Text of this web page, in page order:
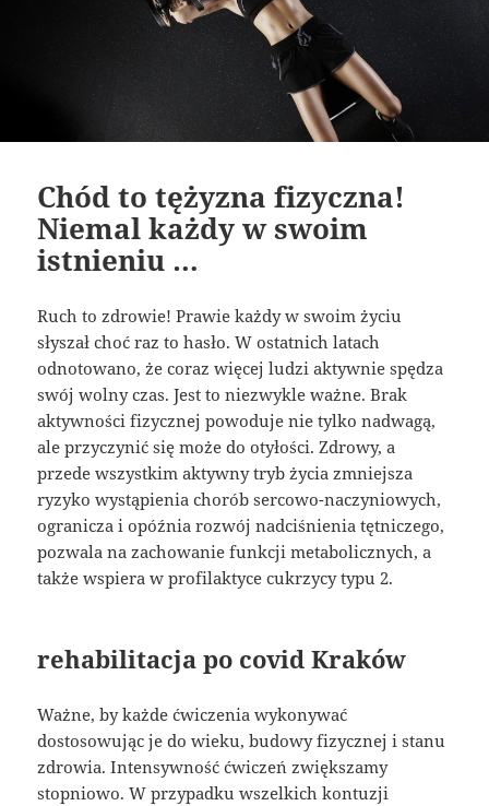
Chód to tężyzna fizyczna!
Niemal każdy w swoim
istnieniu …
Ruch to zdrowie! Prawie każdy w swoim życiu
słyszał choć raz to hasło. W ostatnich latach
odnotowano, że coraz więcej ludzi aktywnie spędza
swój wolny czas. Jest to niezwykle ważne. Brak
aktywności fizycznej powoduje nie tylko nadwagą,
ale przyczynić się może do otyłości. Zdrowy, a
przede wszystkim aktywny tryb życia zmniejsza
ryzyko wystąpienia chorób sercowo-naczyniowych,
ogranicza i opóźnia rozwój nadciśnienia tętniczego,
pozwala na zachowanie funkcji metabolicznych, a
także wspiera w profilaktyce cukrzycy typu 2.
rehabilitacja po covid Kraków
Ważne, by każde ćwiczenia wykonywać
dostosowując je do wieku, budowy fizycznej i stanu
zdrowia. Intensywność ćwiczeń zwiększamy
stopniowo. W przypadku wszelkich kontuzji